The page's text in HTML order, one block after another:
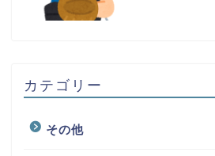
カテゴリー
その他